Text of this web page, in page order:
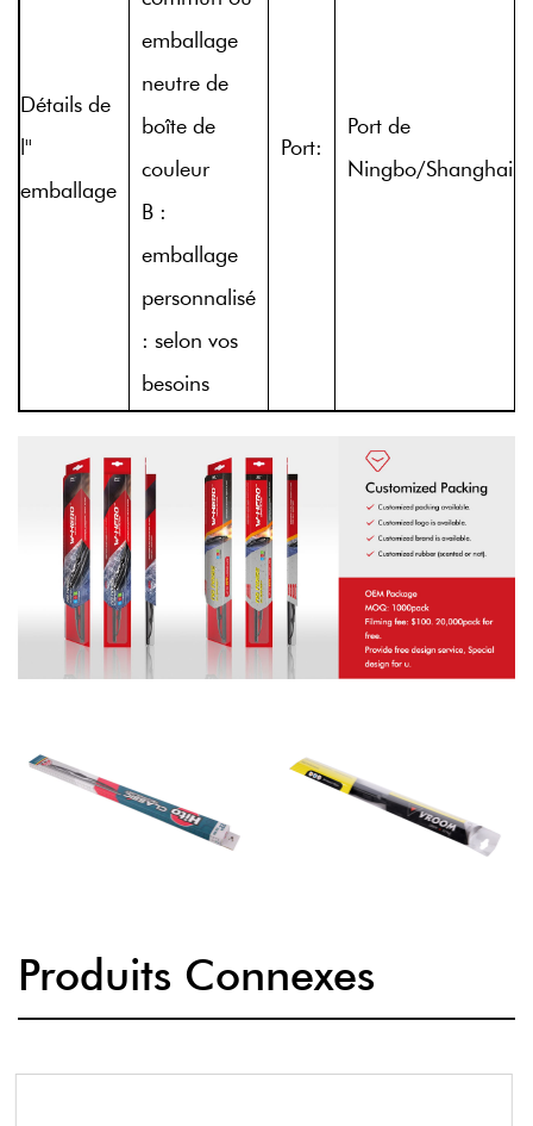
Détails de
l''
emballage
emballage
neutre de
boîte de
couleur
B :
emballage
personnalisé
: selon vos
besoins
Port:
Port de
Ningbo/Shanghai
Produits Connexes